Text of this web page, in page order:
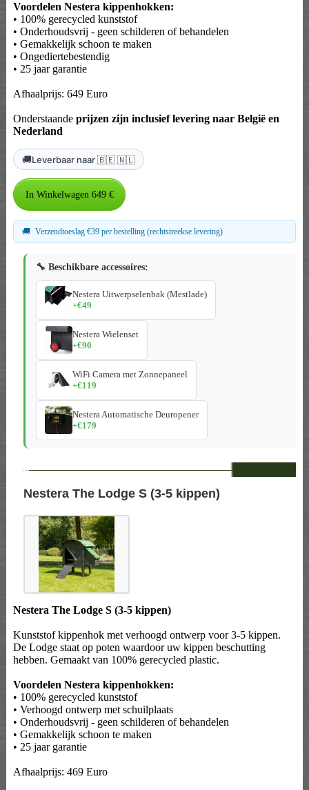
Voordelen Nestera kippenhokken:
• 100% gerecycled kunststof
• Onderhoudsvrij - geen schilderen of behandelen
• Gemakkelijk schoon te maken
• Ongediertebestendig
• 25 jaar garantie
Afhaalprijs: 649 Euro
Onderstaande prijzen zijn inclusief levering naar België en
Nederland
🚚Leverbaar naar 🇧🇪 🇳🇱
🚚 Verzendtoeslag €39 per bestelling (rechtstreekse levering)
🔧 Beschikbare accessoires:
Nestera Uitwerpselenbak (Mestlade)
+€49
Nestera Wielenset
+€90
WiFi Camera met Zonnepaneel
+€119
Nestera Automatische Deuropener
+€179
--
Nestera The Lodge S (3-5 kippen)
Nestera The Lodge S (3-5 kippen)
Kunststof kippenhok met verhoogd ontwerp voor 3-5 kippen.
De Lodge staat op poten waardoor uw kippen beschutting
hebben. Gemaakt van 100% gerecycled plastic.
Voordelen Nestera kippenhokken:
• 100% gerecycled kunststof
• Verhoogd ontwerp met schuilplaats
• Onderhoudsvrij - geen schilderen of behandelen
• Gemakkelijk schoon te maken
• 25 jaar garantie
Afhaalprijs: 469 Euro